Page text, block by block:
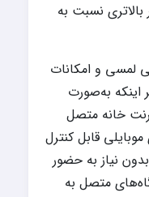
نسبت به
لمسی و امکانات
اینکه به‌صورت
خانه متصل
قابل کنترل
نیاز به حضور
متصل به